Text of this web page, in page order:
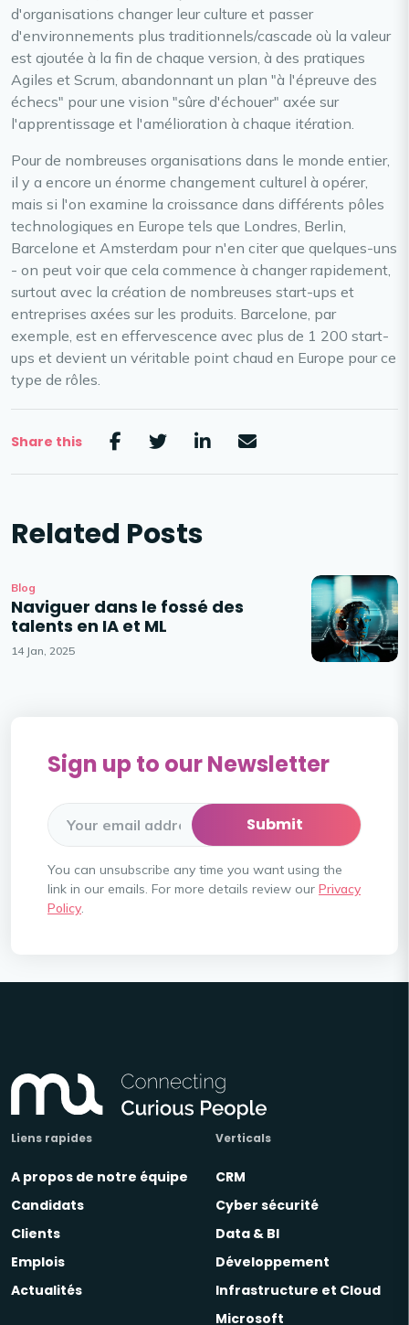
d'organisations changer leur culture et passer
d'environnements plus traditionnels/cascade où la valeur
est ajoutée à la fin de chaque version, à des pratiques
Agiles et Scrum, abandonnant un plan "à l'épreuve des
échecs" pour une vision "sûre d'échouer" axée sur
l'apprentissage et l'amélioration à chaque itération.
Pour de nombreuses organisations dans le monde entier,
il y a encore un énorme changement culturel à opérer,
mais si l'on examine la croissance dans différents pôles
technologiques en Europe tels que Londres, Berlin,
Barcelone et Amsterdam pour n'en citer que quelques-uns
- on peut voir que cela commence à changer rapidement,
surtout avec la création de nombreuses start-ups et
entreprises axées sur les produits. Barcelone, par
exemple, est en effervescence avec plus de 1 200 start-
ups et devient un véritable point chaud en Europe pour ce
type de rôles.
Share this
Related Posts
Blog
Naviguer dans le fossé des
talents en IA et ML
14 Jan, 2025
Sign up to our Newsletter
You can unsubscribe any time you want using the
link in our emails. For more details review our Privacy
Policy.
Liens rapides
A propos de notre équipe
Candidats
Clients
Emplois
Actualités
Verticals
CRM
Cyber sécurité
Data & BI
Développement
Infrastructure et Cloud
Microsoft